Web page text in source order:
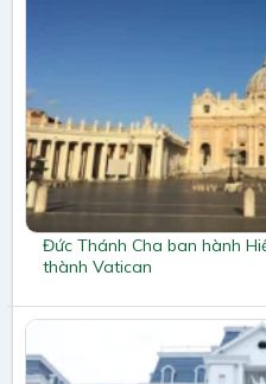
Đức Thánh Cha ban hành
thành Vatican